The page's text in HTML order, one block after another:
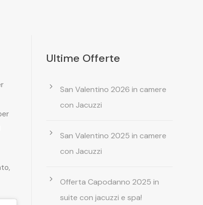
Ultime Offerte
San Valentino 2026 in camere
con Jacuzzi
San Valentino 2025 in camere
con Jacuzzi
Offerta Capodanno 2025 in
suite con jacuzzi e spa!